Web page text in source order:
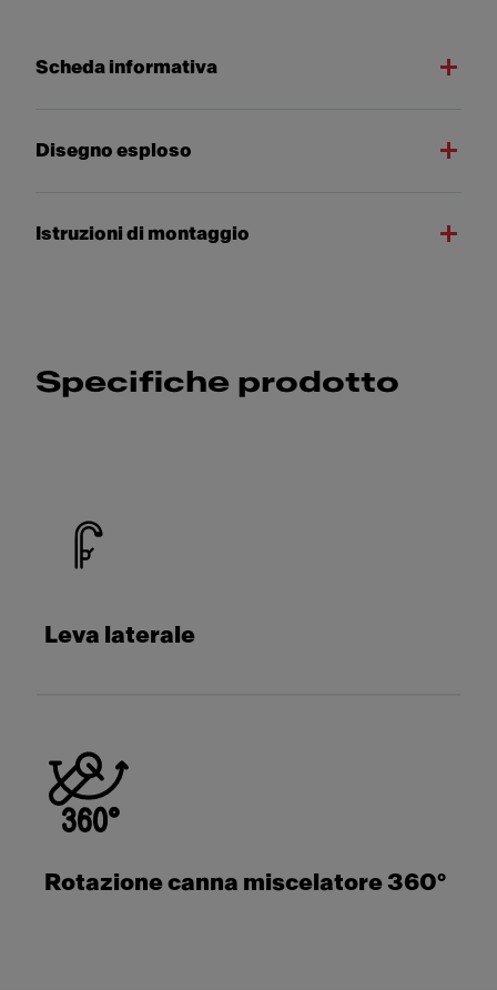
Scheda informativa
Disegno esploso
Istruzioni di montaggio
Specifiche prodotto
Leva laterale
Rotazione canna miscelatore 360°